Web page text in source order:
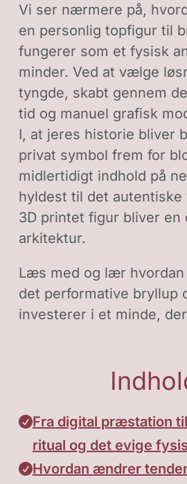
Vi ser nærmere på,
en personlig topfigur til
fungerer som et fysisk
minder. Ved at vælge
tyngde, skabt gennem
tid og manuel grafisk
I, at jeres historie bliver
privat symbol frem for
midlertidigt indhold på
hyldest til det autentiske
3D printet figur bliver en
arkitektur.
Læs med og lær hvordan
det performative bryllup
investerer i et minde,
Fra digital præstation
ritual og det evige
Hvordan ændrer